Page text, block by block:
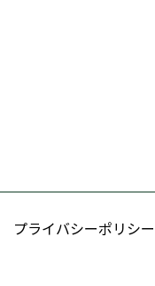
プライバシーポリシー